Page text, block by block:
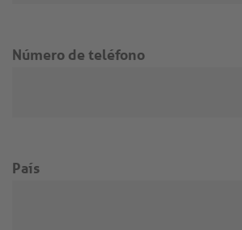
Número de teléfono
País